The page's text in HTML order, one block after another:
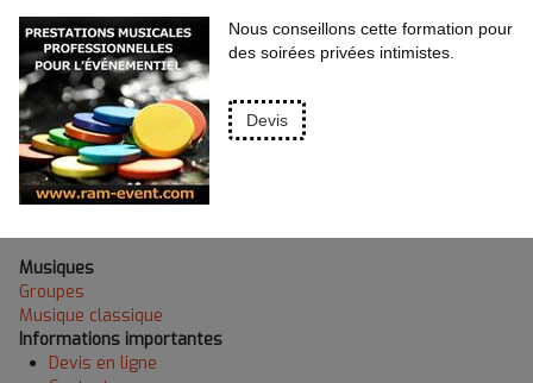
Nous conseillons cette formation pour
des soirées privées intimistes.
Devis
Musiques
Groupes
Musique classique
Informations importantes
Devis en ligne